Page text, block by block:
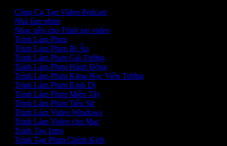
Công Cụ Tạo Video Podcast
Nhà làm phim
Nhạc nền cho Trình tạo video
Trình Làm Phim
Trình Làm Phim Bí Ẩn
Trình Làm Phim Giả Tưởng
Trình Làm Phim Hành Động
Trình Làm Phim Khoa Học Viễn Tưởng
Trình Làm Phim Kinh Dị
Trình Làm Phim Miền Tây
Trình Làm Phim Tiểu Sử
Trình Làm Video Windows
Trình Làm Video cho Mac
Trình Tạo Intro
Trình Tạo Phim Chính Kịch